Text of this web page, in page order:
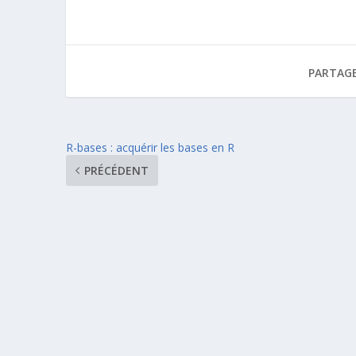
R-bases : acquérir les bases en R
PRÉCÉDENT